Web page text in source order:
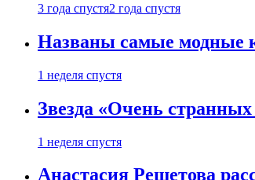
3 года спустя2 года спустя
Названы самые модные
1 неделя спустя
Звезда «Очень
1 неделя спустя
Анастасия Решетова